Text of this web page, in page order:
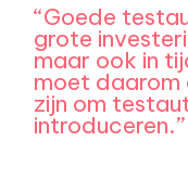
“Goede
grote
maar ook in
moet daarom
zijn om
introduceren.”